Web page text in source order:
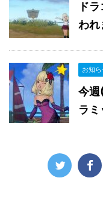
ド
われ
お知
今週
ラ